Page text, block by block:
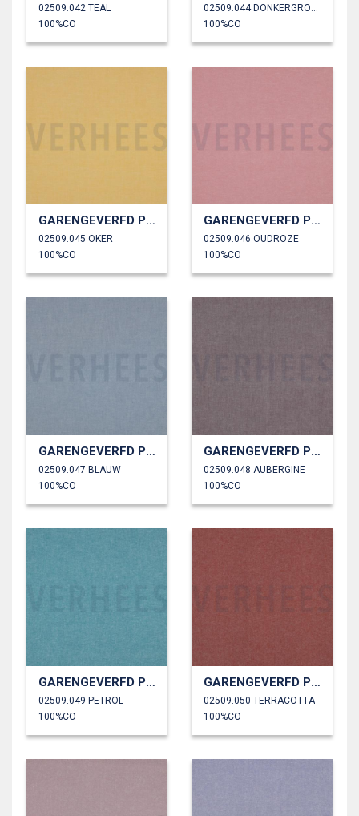
02509.042 TEAL
100%CO
02509.044 DONKERGROEN
100%CO
GARENGEVERFD POPLIN
02509.045 OKER
100%CO
GARENGEVERFD POPLIN
02509.046 OUDROZE
100%CO
GARENGEVERFD POPLIN
02509.047 BLAUW
100%CO
GARENGEVERFD POPLIN
02509.048 AUBERGINE
100%CO
GARENGEVERFD POPLIN
02509.049 PETROL
100%CO
GARENGEVERFD POPLIN
02509.050 TERRACOTTA
100%CO